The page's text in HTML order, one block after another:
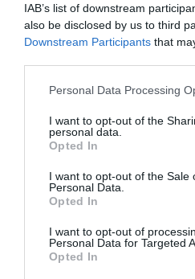
IAB’s list of downstream
also be disclosed by us to third
Downstream Participants that
Please note that this website/
not limited to your visit or usage
grant or deny consent to Google
use your data for below
consent section.
Personal Data Processing
I want to opt-out of the
personal data.
Opted In
I want to opt-out of the Sale
Personal Data.
Opted In
I want to opt-out of
Personal Data for Targeted
Opted In
Στο πρόγραμμα συμμετείχε
Βιλένα όσο και οι Μπαρτ
που αποθεραπεύτηκαν.
πρόγραμμα συνέχισε ο
rondo και ολοκλήρωσαν με
ΑΓΩΝΙΣΤΙΚΑ